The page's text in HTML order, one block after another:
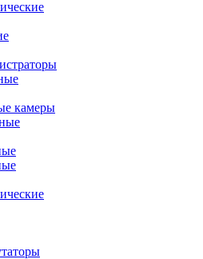
камеры